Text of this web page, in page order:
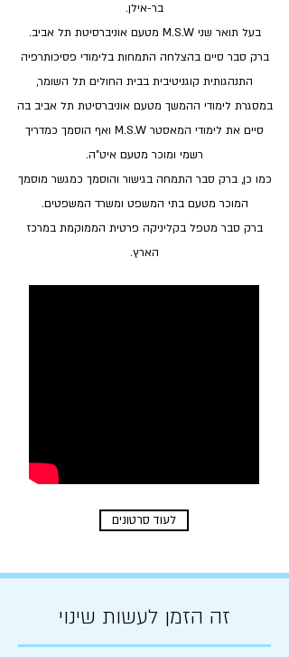
בר-אילן.
בעל תואר שני M.S.W מטעם אוניברסיטת תל אביב.
ברק סבר סיים בהצלחה התמחות בלימודי פסיכותרפיה
התנהגותית קוגניטיבית בבית החולים תל השומר,
במסגרת לימודי ההמשך מטעם אוניברסיטת תל אביב בה
סיים את לימודי המאסטר M.S.W ואף הוסמך כמדריך
רשמי ומוכר מטעם איט"ה.
כמו כן, ברק סבר התמחה בגישור והוסמך כמגשר מוסמך
המוכר מטעם בתי המשפט ומשרד המשפטים.
ברק סבר מטפל בקליניקה פרטית הממוקמת במרכז
הארץ.
לעוד סרטונים
זה הזמן לעשות שינוי